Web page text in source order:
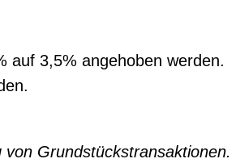
auf 3,5% angehoben werden.